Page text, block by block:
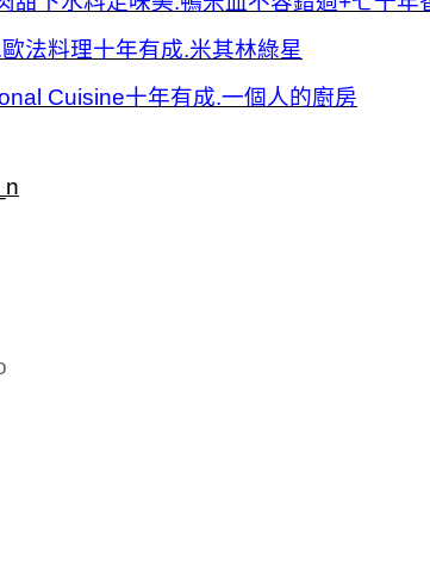
法料理十年有成.米其林綠星
Cuisine十年有成.一個人的廚房